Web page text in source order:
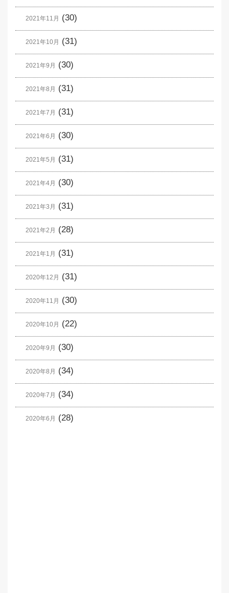
2021年11月 (30)
2021年10月 (31)
2021年9月 (30)
2021年8月 (31)
2021年7月 (31)
2021年6月 (30)
2021年5月 (31)
2021年4月 (30)
2021年3月 (31)
2021年2月 (28)
2021年1月 (31)
2020年12月 (31)
2020年11月 (30)
2020年10月 (22)
2020年9月 (30)
2020年8月 (34)
2020年7月 (34)
2020年6月 (28)